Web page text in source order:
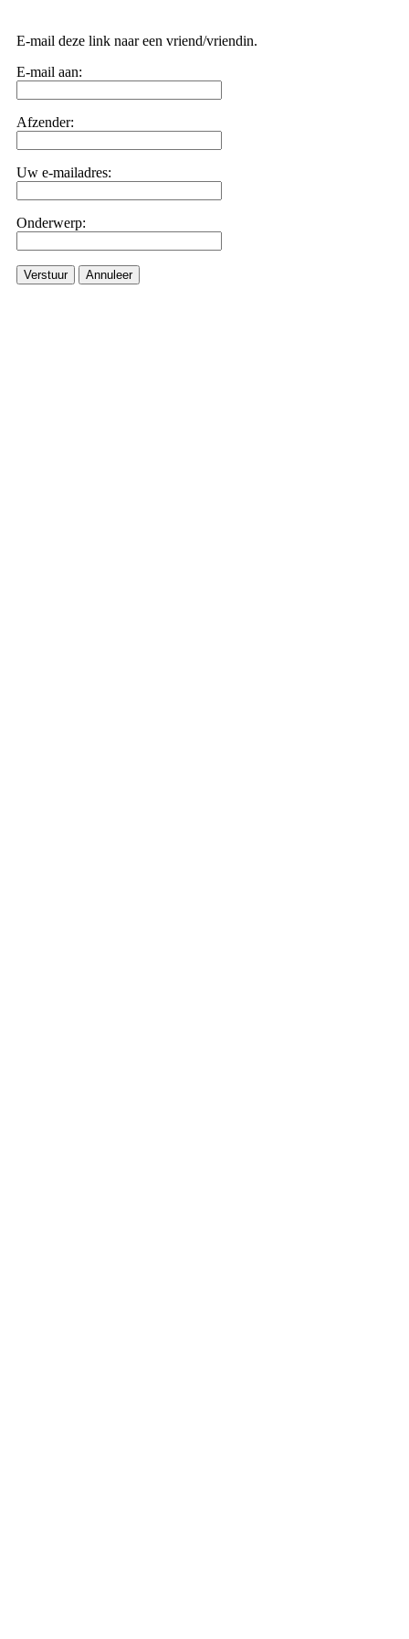
E-mail deze link naar een vriend/vriendin.
E-mail aan:
Afzender:
Uw e-mailadres:
Onderwerp:
Verstuur Annuleer